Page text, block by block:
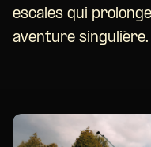
escales qui
aventure singulière.